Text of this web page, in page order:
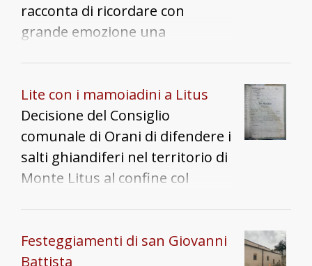
racconta di ricordare con
grande emozione una
processione "de sa chirca", della
ricerca. La processione, che è
stata fatta fino agli '50, si
svolgeva all'alba del venerdì
Santo, quando le madri
profescione de sa chirca!". Sa
chirca consisteva nella
Lite con i mamoiadini a Litus
Decisione del Consiglio
comunale di Orani di difendere i
salti ghiandiferi nel territorio di
Monte Litus al confine col
seminato da parte dei
mamoiadini stessi.
Festeggiamenti di san Giovanni
Battista